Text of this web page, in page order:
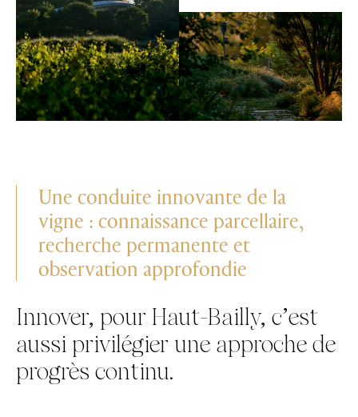
Une conduite innovante de la
vigne : connaissance parcellaire,
recherche permanente et
observation approfondie
Innover, pour Haut-Bailly, c’est
aussi privilégier une approche de
progrès continu.